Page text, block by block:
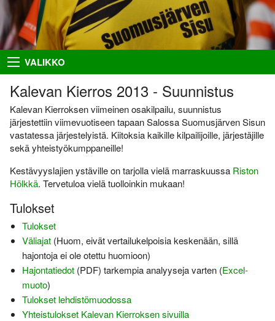
VALIKKO
Takaisin
Hiihto
Palloilu- ja yleisurheilu
Sisumaja
Suunnistus
Uutiset
Menneitä
Takaisin
Riston Hölkkä
Ykkössuunnat
AIEMMAT
Salon Seudun Rastiviesti 2023
Karjalan Liiton
suunnistusmestaruuskilpailut
28.8.2021
Varsinais-Suomen Rastipäivät
8.–9.8.2020
Varsinais-Suomen AM-yö
7.9.2018
Varsinais-Suomen AM-
keskimatka 3.6.2018
Tulosarkisto
Takaisin
Kuvat
Puvut
SUUNNISTAJILLE
Ilmoittautumisohjeet
Irma
Timo Rapakko
Intranet
Ylläpito
Takaisin
Seuraesittely
Organisaatio
SEURAA MEITÄ
Facebook
Flickr
Kalevan Kierros 2013 - Suunnistus
Kalevan Kierroksen viimeinen osakilpailu, suunnistus
järjestettiin viimevuotiseen tapaan Salossa Suomusjärven Sisun
vastatessa järjestelyistä. Kiitoksia kaikille kilpailijoille, järjestäjille
sekä yhteistyökumppaneille!
Kestävyyslajien ystäville on tarjolla vielä marraskuussa Riston
Hölkkä. Tervetuloa vielä tuolloinkin mukaan!
Tulokset
Tulokset
Väliajat (Huom, eivät vertailukelpoisia keskenään, sillä
hajontoja ei ole otettu huomioon)
Hajontatiedot (PDF) tarkempia analyyseja varten (Excel-
muoto)
Tulokset lehdistömuodossa
Yhteistulokset Kalevan Kierroksen sivuilla